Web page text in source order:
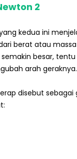
2
kedua ini
berat atau massa
besar,
arah geraknya.
disebut sebagai